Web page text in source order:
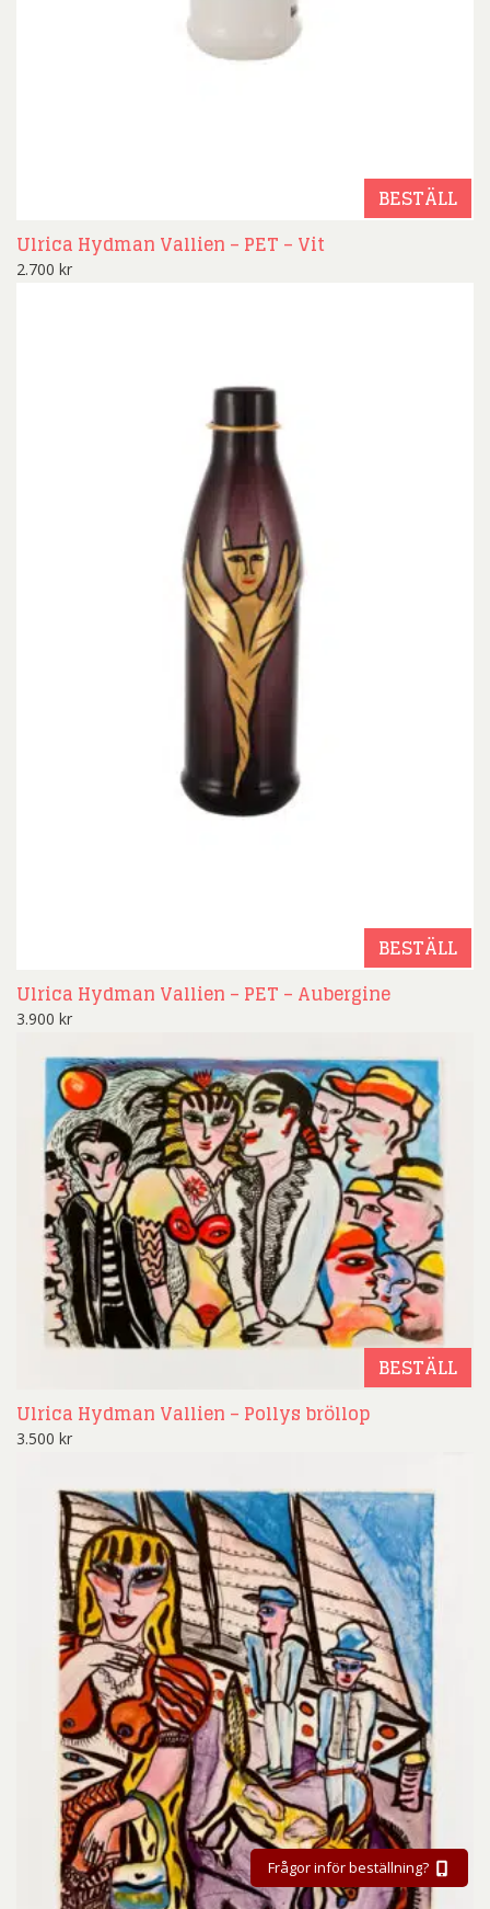
BESTÄLL
Ulrica Hydman Vallien – PET – Vit
2.700 kr
BESTÄLL
Ulrica Hydman Vallien – PET – Aubergine
3.900 kr
BESTÄLL
Ulrica Hydman Vallien – Pollys bröllop
3.500 kr
Frågor inför beställning?